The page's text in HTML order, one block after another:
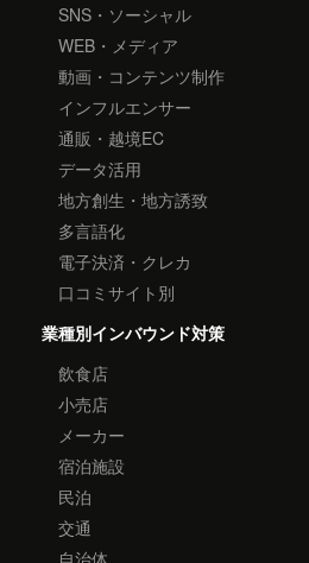
SNS・ソーシャル
WEB・メディア
動画・コンテンツ制作
インフルエンサー
通販・越境EC
データ活用
地方創生・地方誘致
多言語化
電子決済・クレカ
口コミサイト別
業種別インバウンド対策
飲食店
小売店
メーカー
宿泊施設
民泊
交通
自治体